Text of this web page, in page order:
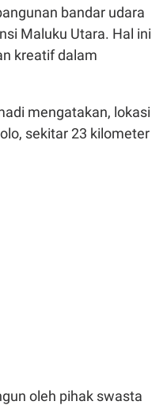
bandar udara
Maluku Utara. Hal ini
kreatif dalam
mengatakan, lokasi
sekitar 23 kilometer
oleh pihak swasta